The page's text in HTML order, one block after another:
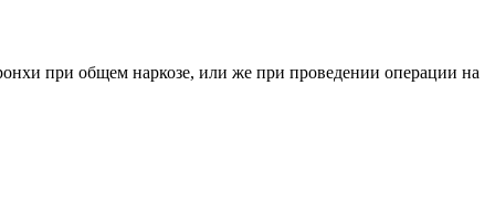
при общем наркозе, или же при проведении операции на